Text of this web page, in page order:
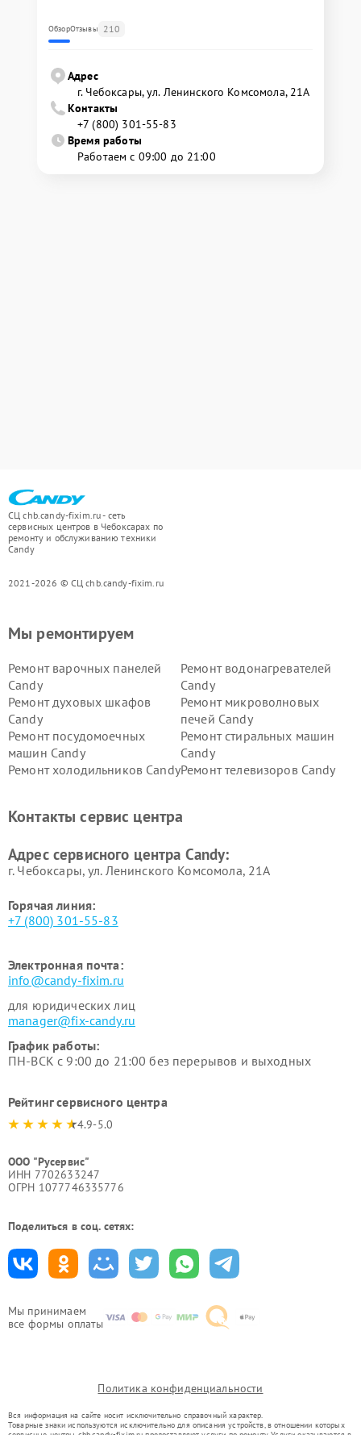
ОбзорОтзывы 210
Адрес
г. Чебоксары, ул. Ленинского Комсомола, 21А
Контакты
+7 (800) 301-55-83
Время работы
Работаем с 09:00 до 21:00
СЦ chb.candy-fixim.ru - сеть
сервисных центров в Чебоксарах по
ремонту и обслуживанию техники
Candy
2021-2026 © СЦ chb.candy-fixim.ru
Мы принимаем
все формы оплаты
Мы ремонтируем
Ремонт варочных панелей
Candy
Ремонт водонагревателей
Candy
Ремонт духовых шкафов
Candy
Ремонт микроволновых
печей Candy
Ремонт посудомоечных
машин Candy
Ремонт стиральных машин
Candy
Ремонт холодильников CandyРемонт телевизоров Candy
Контакты сервис центра
Адрес сервисного центра Candy:
г. Чебоксары, ул. Ленинского Комсомола, 21А
Горячая линия:
+7 (800) 301-55-83
Электронная почта:
info@candy-fixim.ru
для юридических лиц
manager@fix-candy.ru
График работы:
ПН-ВСК с 9:00 до 21:00 без перерывов и выходных
Рейтинг сервисного центра
4.9-5.0
ООО "Русервис"
ИНН 7702633247
ОГРН 1077746335776
Поделиться в соц. сетях:
Политика конфиденциальности
Вся информация на сайте носит исключительно справочный характер.
Товарные знаки используются исключительно для описания устройств, в отношении которых